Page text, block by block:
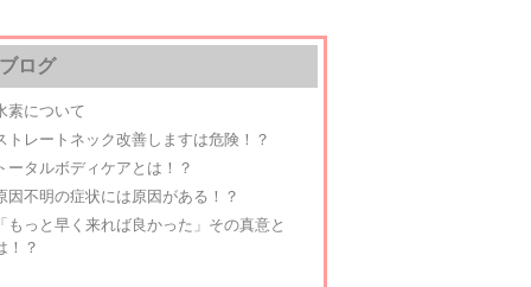
ブログ
素について
トレートネック改善しますは危険！？
ータルボディケアとは！？
因不明の症状には原因がある！？
もっと早く来れば良かった」その真意と
！？